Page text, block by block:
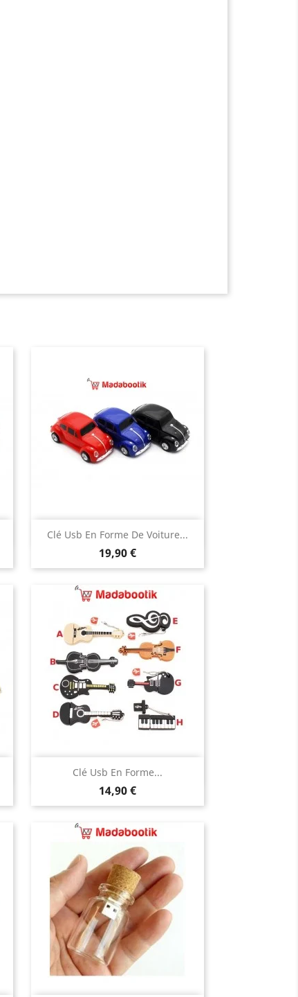
Clé Usb En Forme De Voiture...
Prix
19,90 €
Aperçu rapide
noirerouge
Clé Usb En Forme...
Prix
14,90 €
 Aperçu rapide